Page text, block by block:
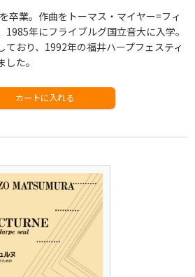
卒業。作曲をトーマス・マイヤー=フィ
年にフライブルグ国立音大に入学。
ており、1992年の福井ハープフェスティ
た。
カートに入れる